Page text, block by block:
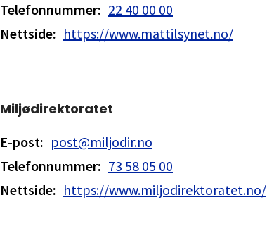
Telefonnummer: 22 40 00 00
Nettside: https://www.mattilsynet.no/
Miljødirektoratet
E-post: post@miljodir.no
Telefonnummer: 73 58 05 00
Nettside: https://www.miljodirektoratet.no/